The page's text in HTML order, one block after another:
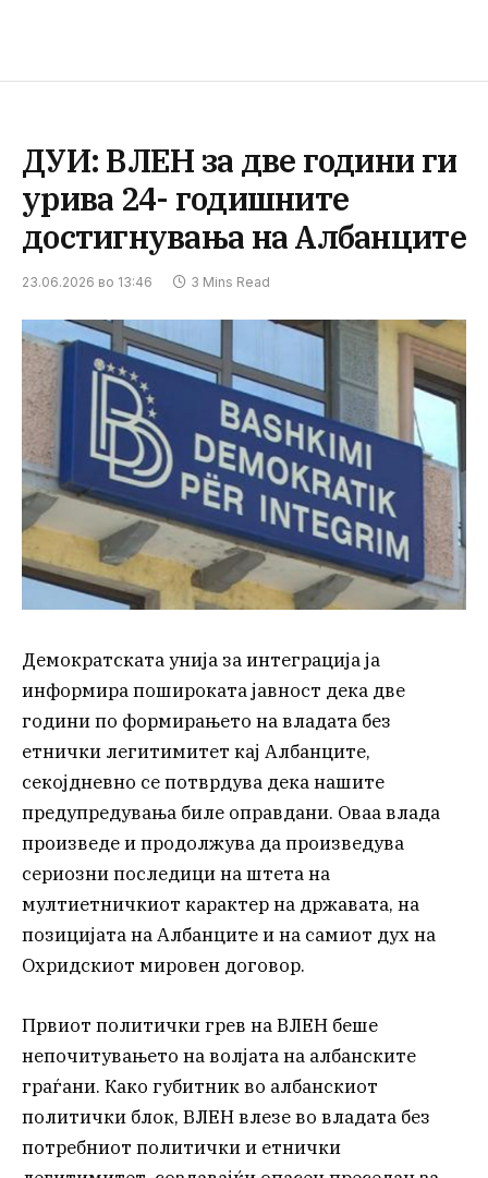
ДУИ: ВЛЕН за две години ги
урива 24- годишните
достигнувања на Албанците
23.06.2026 во 13:46 3 Mins Read
Демократската унија за интеграција ја
информира пошироката јавност дека две
години по формирањето на владата без
етнички легитимитет кај Албанците,
секојдневно се потврдува дека нашите
предупредувања биле оправдани. Оваа влада
произведе и продолжува да произведува
сериозни последици на штета на
мултиетничкиот карактер на државата, на
позицијата на Албанците и на самиот дух на
Охридскиот мировен договор.
Првиот политички грев на ВЛЕН беше
непочитувањето на волјата на албанските
граѓани. Како губитник во албанскиот
политички блок, ВЛЕН влезе во владата без
потребниот политички и етнички